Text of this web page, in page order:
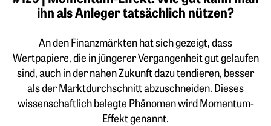
ihn als Anleger tatsächlich nützen?
An den Finanzmärkten hat sich gezeigt, dass
Wertpapiere, die in jüngerer Vergangenheit gut gelaufen
sind, auch in der nahen Zukunft dazu tendieren, besser
als der Marktdurchschnitt abzuschneiden. Dieses
wissenschaftlich belegte Phänomen wird Momentum-
Effekt genannt.